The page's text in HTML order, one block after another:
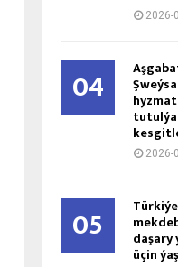
2026-
04
2026-
05
üçin